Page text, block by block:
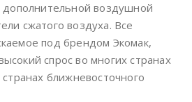
дополнительной воздушной
сжатого воздуха. Все
под брендом Экомак,
спрос во многих странах
ближневосточного